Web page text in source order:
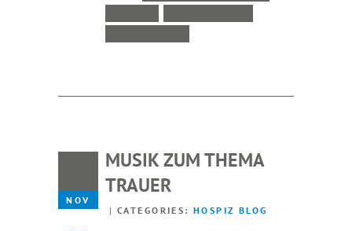
NOV
MUSIK ZUM THEMA
TRAUER
CATEGORIES:HOSPIZ BLOG